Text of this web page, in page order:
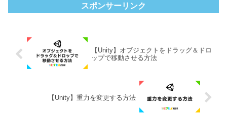
スポンサーリンク
【Unity】オブジェクトをドラッグ＆ドロ
ップで移動させる方法
【Unity】重力を変更する方法